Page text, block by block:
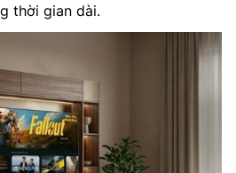
thời gian dài.